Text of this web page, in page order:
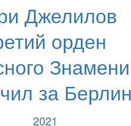
Джелилов
орден
Знамени
за
2021